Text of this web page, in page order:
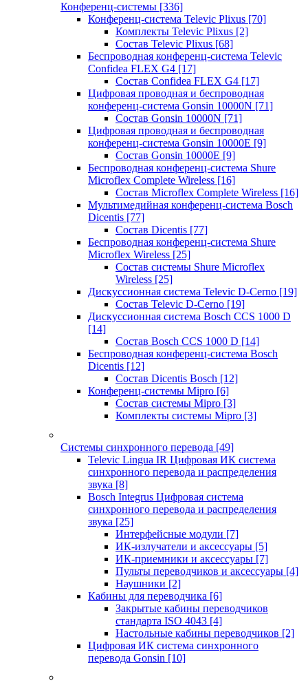
Конференц-системы [336]
Конференц-система Televic Plixus [70]
Комплекты Televic Plixus [2]
Состав Televic Plixus [68]
Беспроводная конференц-система Televic
Confidea FLEX G4 [17]
Состав Confidea FLEX G4 [17]
Цифровая проводная и беспроводная
конференц-система Gonsin 10000N [71]
Состав Gonsin 10000N [71]
Цифровая проводная и беспроводная
конференц-система Gonsin 10000E [9]
Состав Gonsin 10000E [9]
Беспроводная конференц-система Shure
Microflex Complete Wireless [16]
Состав Microflex Complete Wireless [16]
Мультимедийная конференц-система Bosch
Dicentis [77]
Состав Dicentis [77]
Беспроводная конференц-система Shure
Microflex Wireless [25]
Состав системы Shure Microflex
Wireless [25]
Дискуссионная система Televic D-Cerno [19]
Состав Televic D-Cerno [19]
Дискуссионная система Bosch CCS 1000 D
[14]
Состав Bosch CCS 1000 D [14]
Беспроводная конференц-система Bosch
Dicentis [12]
Состав Dicentis Bosch [12]
Конференц-системы Mipro [6]
Состав системы Mipro [3]
Комплекты системы Mipro [3]
Системы синхронного перевода [49]
Televic Lingua IR Цифровая ИК система
синхронного перевода и распределения
звука [8]
Bosch Integrus Цифровая система
синхронного перевода и распределения
звука [25]
Интерфейсные модули [7]
ИК-излучатели и аксессуары [5]
ИК-приемники и аксессуары [7]
Пульты переводчиков и аксессуары [4]
Наушники [2]
Кабины для переводчика [6]
Закрытые кабины переводчиков
стандарта ISO 4043 [4]
Настольные кабины переводчиков [2]
Цифровая ИК система синхронного
перевода Gonsin [10]